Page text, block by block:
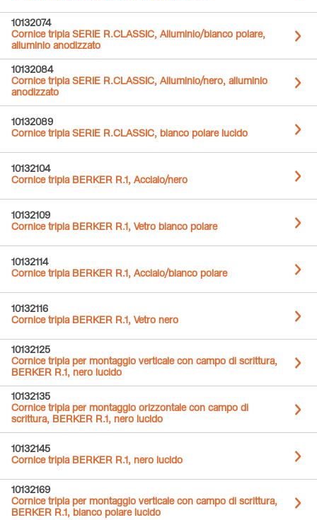
10132074
Cornice tripla SERIE R.CLASSIC, Alluminio/bianco polare,
alluminio anodizzato
10132084
Cornice tripla SERIE R.CLASSIC, Alluminio/nero, alluminio
anodizzato
10132089
Cornice tripla SERIE R.CLASSIC, bianco polare lucido
10132104
Cornice tripla BERKER R.1, Acciaio/nero
10132109
Cornice tripla BERKER R.1, Vetro bianco polare
10132114
Cornice tripla BERKER R.1, Acciaio/bianco polare
10132116
Cornice tripla BERKER R.1, Vetro nero
10132125
Cornice tripla per montaggio verticale con campo di scrittura,
BERKER R.1, nero lucido
10132135
Cornice tripla per montaggio orizzontale con campo di
scrittura, BERKER R.1, nero lucido
10132145
Cornice tripla BERKER R.1, nero lucido
10132169
Cornice tripla per montaggio verticale con campo di scrittura,
BERKER R.1, bianco polare lucido